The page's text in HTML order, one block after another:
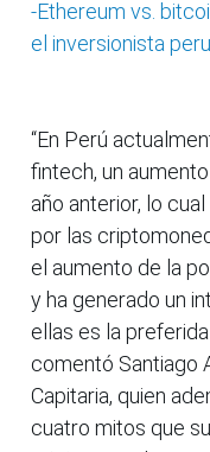
-Ethereum vs.
el inversionista
“En Perú
fintech, un
año anterior, lo
por las
el aumento de la
y ha generado un
ellas es la
comentó Santiago
Capitaria, quien
cuatro mitos que